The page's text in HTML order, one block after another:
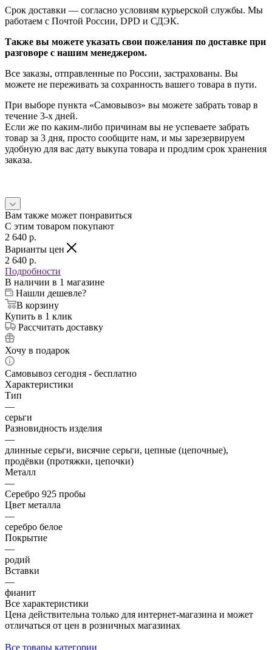
Срок доставки — согласно условиям курьерской службы. Мы
работаем с Почтой России, DPD и СДЭК.
Также вы можете указать свои пожелания по доставке при
разговоре с нашим менеджером.
Все заказы, отправленные по России, застрахованы. Вы
можете не переживать за сохранность вашего товара в пути.
При выборе пункта «Самовывоз» вы можете забрать товар в
течение 3-х дней.
Если же по каким-либо причинам вы не успеваете забрать
товар за 3 дня, просто сообщите нам, и мы зарезервируем
удобную для вас дату выкупа товара и продлим срок хранения
заказа.
Вам также может понравиться
С этим товаром покупают
2 640 p.
Варианты цен
2 640 p.
Подробности
В наличии в 1 магазине
Нашли дешевле?
В корзину
Купить в 1 клик
Рассчитать доставку
Хочу в подарок
Самовывоз сегодня - бесплатно
Характеристики
Тип
—
серьги
Разновидность изделия
—
длинные серьги, висячие серьги, цепные (цепочные),
продёвки (протяжки, цепочки)
Металл
—
Серебро 925 пробы
Цвет металла
—
серебро белое
Покрытие
—
родий
Вставки
—
фианит
Все характеристики
Цена действительна только для интернет-магазина и может
отличаться от цен в розничных магазинах
Все товары категории